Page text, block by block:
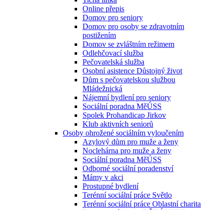
Online přepis
Domov pro seniory
Domov pro osoby se zdravotním
postižením
Domov se zvláštním režimem
Odlehčovací služba
Pečovatelská služba
Osobní asistence Důstojný život
Dům s pečovatelskou službou
Mládežnická
Nájemní bydlení pro seniory
Sociální poradna MěÚSS
Spolek Prohandicap Jirkov
Klub aktivních seniorů
Osoby ohrožené sociálním vyloučením
Azylový dům pro muže a ženy
Noclehárna pro muže a ženy
Sociální poradna MěÚSS
Odborné sociální poradenství
Mámy v akci
Prostupné bydlení
Terénní sociální práce Světlo
Terénní sociální práce Oblastní charita